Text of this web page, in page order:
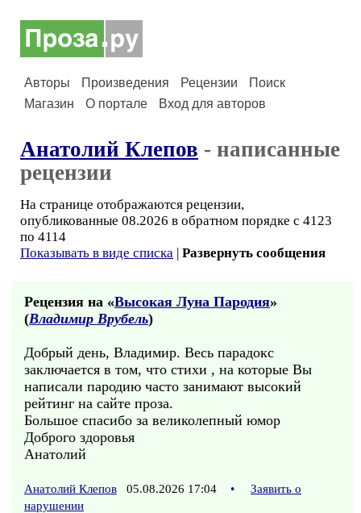
Авторы Произведения Рецензии
Поиск
Магазин
О портале Вход для авторов
Анатолий Клепов - написанные
рецензии
На странице отображаются рецензии,
опубликованные 08.2026 в обратном порядке с 4123
по 4114
Показывать в виде списка | Развернуть сообщения
Рецензия на «Высокая Луна Пародия»
(Владимир Врубель)
Добрый день, Владимир. Весь парадокс
заключается в том, что стихи , на которые Вы
написали пародию часто занимают высокий
рейтинг на сайте проза.
Большое спасибо за великолепный юмор
Доброго здоровья
Анатолий
Анатолий Клепов 05.08.2026 17:04 •
Заявить о
нарушении